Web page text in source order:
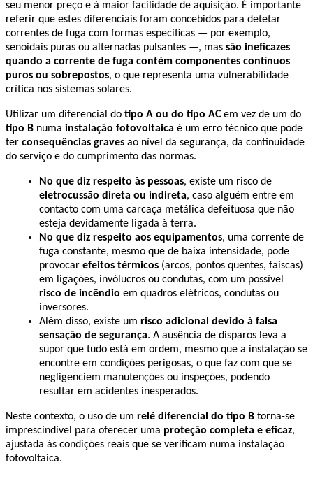
seu menor preço e à maior facilidade de aquisição. É importante
referir que estes diferenciais foram concebidos para detetar
correntes de fuga com formas específicas — por exemplo,
senoidais puras ou alternadas pulsantes —, mas são ineficazes
quando a corrente de fuga contém componentes contínuos
puros ou sobrepostos, o que representa uma vulnerabilidade
crítica nos sistemas solares.
Utilizar um diferencial do tipo A ou do tipo AC
tipo B numa instalação fotovoltaica é um erro técnico que pode
ter consequências graves ao nível da segurança, da continuidade
do serviço e do cumprimento das normas.
No que diz respeito às pessoas
eletrocussão direta ou indireta, caso alguém entre em
contacto com uma carcaça metálica defeituosa que não
esteja devidamente ligada à terra.
No que diz respeito aos equipamentos, uma corrente de
fuga constante, mesmo que de baixa intensidade, pode
provocar efeitos térmicos (arcos, pontos quentes, faíscas)
risco de incêndio em quadros elétricos, condutas ou
inversores.
Além disso, existe um risco adicional devido à falsa
sensação de segurança. A ausência de disparos leva a
supor que tudo está em ordem, mesmo que a instalação se
encontre em condições perigosas, o que faz com que se
negligenciem manutenções ou inspeções, podendo
resultar em acidentes inesperados.
Neste contexto, o uso de um relé diferencial do tipo B torna-se
imprescindível para oferecer uma proteção completa e eficaz,
ajustada às condições reais que se verificam numa instalação
fotovoltaica.